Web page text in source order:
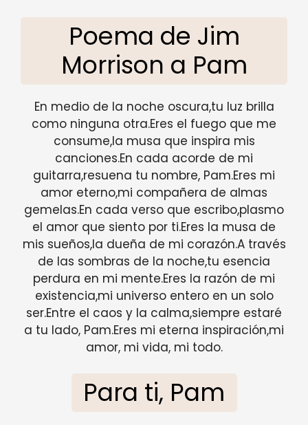
Poema de Jim
Morrison a Pam
En medio de la noche oscura,tu luz brilla
como ninguna otra.Eres el fuego que me
consume,la musa que inspira mis
canciones.En cada acorde de mi
guitarra,resuena tu nombre, Pam.Eres mi
amor eterno,mi compañera de almas
gemelas.En cada verso que escribo,plasmo
el amor que siento por ti.Eres la musa de
mis sueños,la dueña de mi corazón.A través
de las sombras de la noche,tu esencia
perdura en mi mente.Eres la razón de mi
existencia,mi universo entero en un solo
ser.Entre el caos y la calma,siempre estaré
a tu lado, Pam.Eres mi eterna inspiración,mi
amor, mi vida, mi todo.
Para ti, Pam